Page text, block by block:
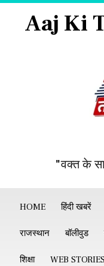
Aaj Ki
"वक्त के
HOME हिंदी खबरें
राजस्थान बॉलीवुड
शिक्षा WEB STORIES